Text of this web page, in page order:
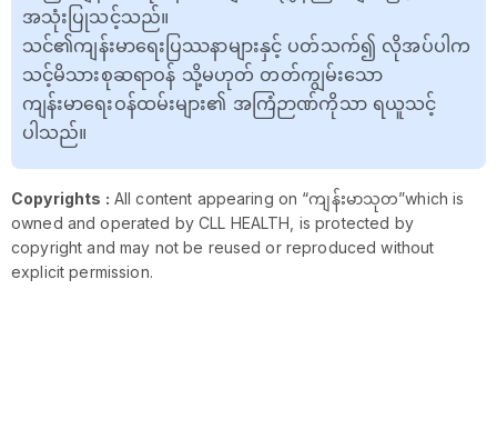
အသုံးပြုသင့်သည်။
သင်၏ကျန်းမာရေးပြဿနာများနှင့် ပတ်သက်၍ လိုအပ်ပါက
သင့်မိသားစုဆရာဝန် သို့မဟုတ် တတ်ကျွမ်းသော
ကျန်းမာရေးဝန်ထမ်းများ၏ အကြံဉာဏ်ကိုသာ ရယူသင့်
ပါသည်။
Copyrights : All content appearing on “ကျန်းမာသုတ”which is
owned and operated by CLL HEALTH, is protected by
copyright and may not be reused or reproduced without
explicit permission.